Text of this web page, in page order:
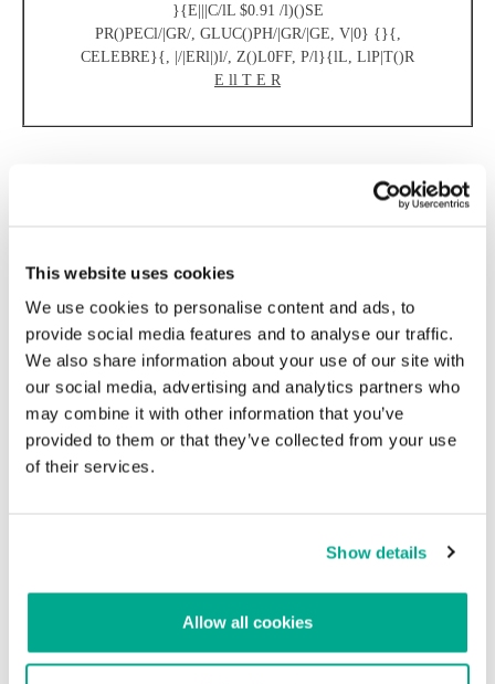
This website uses cookies
We use cookies to personalise content and ads, to
provide social media features and to analyse our traffic.
We also share information about your use of our site with
our social media, advertising and analytics partners who
may combine it with other information that you’ve
provided to them or that they’ve collected from your use
of their services.
Show details
Allow all cookies
}{E|||C/lL $0.91 /l)()SE
PR()PECl/|GR/, GLUC()PH/|GR/|GE, V|0} {}{,
CELEBRE}{, |/|ERl|)l/, Z()L0FF, P/l}{lL, LlP|T()R
E ll T E R
imposible de entender y a los que nadie prestaba atención. Los
mensajes nos hace pensar que después de todo recibieron algunas
spammers que no aprendió de los errores del pasado. Ya veremos
cuanto dura esta tendencia.
La reaparición del (s)[p]<a>{m}
Su dirección de correo electrónico no será publicada. Los
campos obligatorios están marcados con